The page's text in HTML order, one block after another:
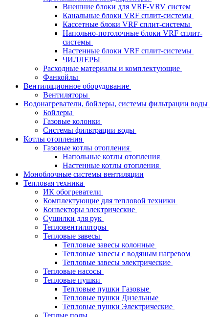
Внешние блоки для VRF-VRV систем
Канальные блоки VRF сплит-системы
Кассетные блоки VRF сплит-системы
Напольно-потолочные блоки VRF сплит-
системы
Настенные блоки VRF сплит-системы
ЧИЛЛЕРЫ
Расходные материалы и комплектующие
Фанкойлы
Вентиляционное оборудование
Вентиляторы
Водонагреватели, бойлеры, системы фильтрации воды
Бойлеры
Газовые колонки
Системы фильтрации воды
Котлы отопления
Газовые котлы отопления
Напольные котлы отопления
Настенные котлы отопления
Моноблочные системы вентиляции
Тепловая техника
ИК обогреватели
Комплектующие для тепловой техники
Конвекторы электрические
Сушилки для рук
Тепловентиляторы
Тепловые завесы
Тепловые завесы колонные
Тепловые завесы с водяным нагревом
Тепловые завесы электрические
Тепловые насосы
Тепловые пушки
Тепловые пушки Газовые
Тепловые пушки Дизельные
Тепловые пушки Электрические
Теплые полы